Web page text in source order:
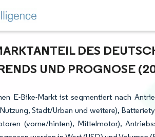
DES
UND PROGNOSE
E-Bike-Markt ist segmentiert nach
Stadt/Urban und weitere),
(vorne/hinten), Mittelmotor),